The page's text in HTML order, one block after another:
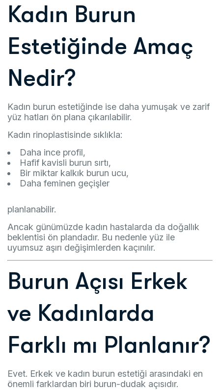
Kadın Burun
Estetiğinde Amaç
Nedir?
Kadın burun estetiğinde ise daha yumuşak ve zarif
yüz hatları ön plana çıkarılabilir.
Kadın rinoplastisinde sıklıkla:
Daha ince profil,
Hafif kavisli burun sırtı,
Bir miktar kalkık burun ucu,
Daha feminen geçişler
planlanabilir.
Ancak günümüzde kadın hastalarda da doğallık
beklentisi ön plandadır. Bu nedenle yüz ile
uyumsuz aşırı değişimlerden kaçınılır.
Burun Açısı Erkek
ve Kadınlarda
Farklı mı Planlanır?
Evet. Erkek ve kadın burun estetiği arasındaki en
önemli farklardan biri burun-dudak açısıdır.